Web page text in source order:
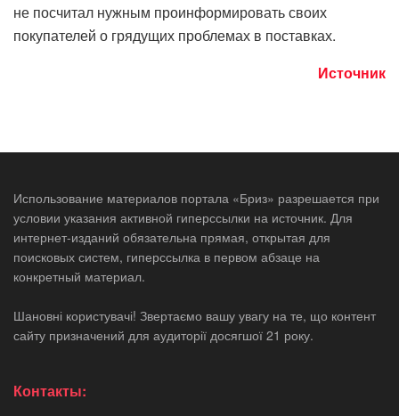
не посчитал нужным проинформировать своих
покупателей о грядущих проблемах в поставках.
Источник
Использование материалов портала «Бриз» разрешается при
условии указания активной гиперссылки на источник. Для
интернет-изданий обязательна прямая, открытая для
поисковых систем, гиперссылка в первом абзаце на
конкретный материал.
Шановні користувачі! Звертаємо вашу увагу на те, що контент
сайту призначений для аудиторії досягшої 21 року.
Контакты: